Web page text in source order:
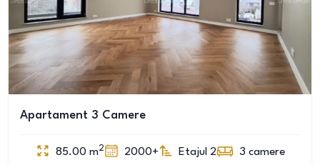
Apartament 3 Camere
85.00 m2 2000+ Etajul 2 3 camere